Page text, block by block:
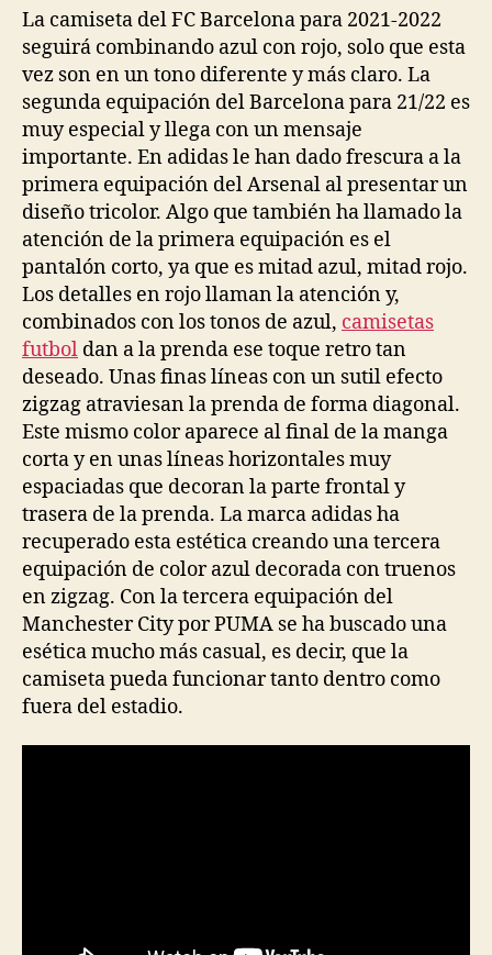
entrada
entrada
La camiseta del FC Barcelona para 2021-2022
seguirá combinando azul con rojo, solo que esta
vez son en un tono diferente y más claro. La
segunda equipación del Barcelona para 21/22 es
muy especial y llega con un mensaje
importante. En adidas le han dado frescura a la
primera equipación del Arsenal al presentar un
diseño tricolor. Algo que también ha llamado la
atención de la primera equipación es el
pantalón corto, ya que es mitad azul, mitad rojo.
Los detalles en rojo llaman la atención y,
combinados con los tonos de azul, camisetas
futbol dan a la prenda ese toque retro tan
deseado. Unas finas líneas con un sutil efecto
zigzag atraviesan la prenda de forma diagonal.
Este mismo color aparece al final de la manga
corta y en unas líneas horizontales muy
espaciadas que decoran la parte frontal y
trasera de la prenda. La marca adidas ha
recuperado esta estética creando una tercera
equipación de color azul decorada con truenos
en zigzag. Con la tercera equipación del
Manchester City por PUMA se ha buscado una
esética mucho más casual, es decir, que la
camiseta pueda funcionar tanto dentro como
fuera del estadio.